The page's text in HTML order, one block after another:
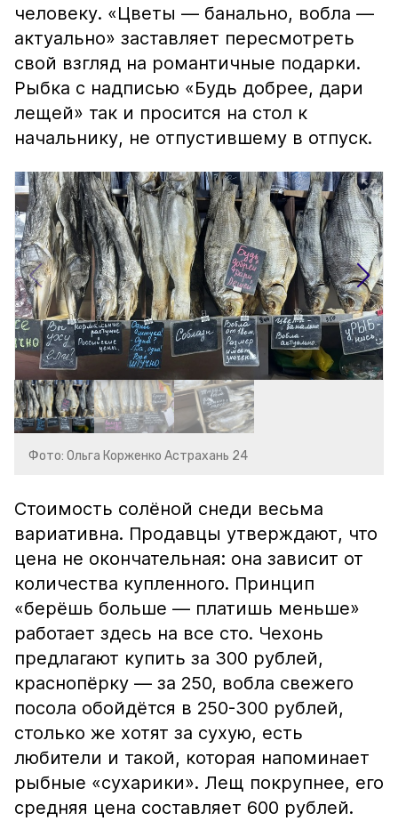
человеку. «Цветы — банально, вобла —
актуально» заставляет пересмотреть
свой взгляд на романтичные подарки.
Рыбка с надписью «Будь добрее, дари
лещей» так и просится на стол к
начальнику, не отпустившему в отпуск.
Фото: Ольга Корженко Астрахань 24
Стоимость солёной снеди весьма
вариативна. Продавцы утверждают, что
цена не окончательная: она зависит от
количества купленного. Принцип
«берёшь больше — платишь меньше»
работает здесь на все сто. Чехонь
предлагают купить за 300 рублей,
краснопёрку — за 250, вобла свежего
посола обойдётся в 250-300 рублей,
столько же хотят за сухую, есть
любители и такой, которая напоминает
рыбные «сухарики». Лещ покрупнее, его
средняя цена составляет 600 рублей.